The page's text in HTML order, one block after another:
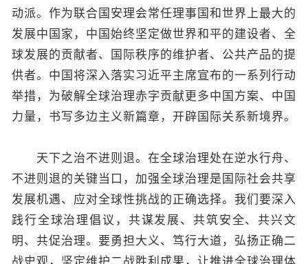
动派。作为联合国安理会常任理事国和世界上最大的
发展中国家，中国始终坚定做世界和平的建设者、全
球发展的贡献者、国际秩序的维护者、公共产品的提
供者。中国将深入落实习近平主席宣布的一系列行动
举措，为破解全球治理赤字贡献更多中国方案、中国
力量，书写多边主义新篇章，开辟国际关系新境界。
天下之治不进则退。在全球治理处在逆水行舟、
不进则退的关键当口，加强全球治理是国际社会共享
发展机遇、应对全球性挑战的正确选择。我们要深入
践行全球治理倡议，共谋发展、共筑安全、共兴文
明、共促治理。要勇担大义、笃行大道，弘扬正确二
战史观，坚定维护二战胜利成果，让推进全球治理体